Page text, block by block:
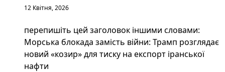
12 Квітня, 2026
перепишіть цей заголовок іншими словами:
Морська блокада замість війни: Трамп розглядає
новий «козир» для тиску на експорт іранської
нафти